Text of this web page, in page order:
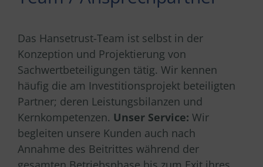
Das Hansetrust-Team ist selbst in der
Konzeption und Projektierung von
Sachwertbeteiligungen tätig. Wir kennen
häufig die am Investitionsprojekt beteiligten
Partner; deren Leistungsbilanzen und
Kernkompetenzen. Unser Service: Wir
begleiten unsere Kunden auch nach
Annahme des Beitrittes während der